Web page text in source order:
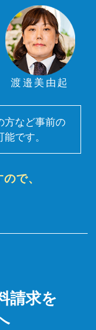
渡邉美由起
方など事前の
です。
で、
請求を